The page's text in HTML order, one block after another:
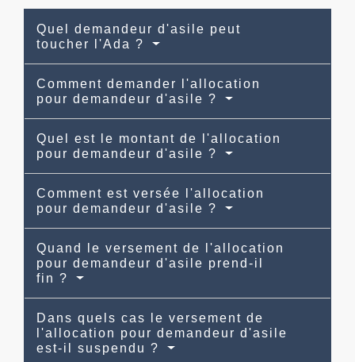
Quel demandeur d'asile peut
toucher l'Ada ?
Comment demander l'allocation
pour demandeur d'asile ?
Quel est le montant de l'allocation
pour demandeur d'asile ?
Comment est versée l'allocation
pour demandeur d'asile ?
Quand le versement de l'allocation
pour demandeur d'asile prend-il
fin ?
Dans quels cas le versement de
l'allocation pour demandeur d'asile
est-il suspendu ?